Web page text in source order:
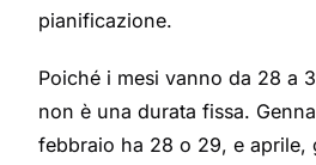
pianificazione.
Poiché i mesi vanno da 28 a
non è una durata fissa.
febbraio ha 28 o 29, e aprile,